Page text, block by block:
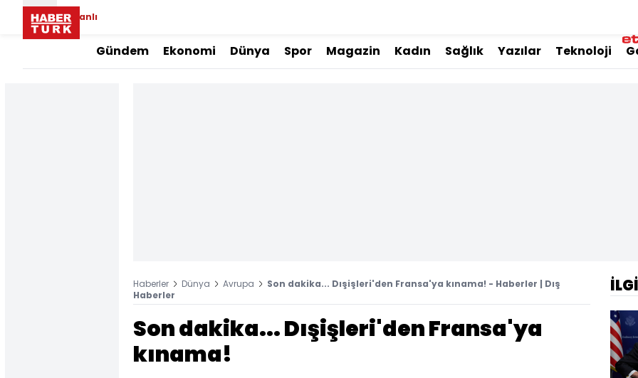
Canlı
Gündem Ekonomi Dünya Spor Magazin Kadın Sağlık Yazılar Teknoloji
Haberler Dünya Avrupa
Son dakika... Dışişleri'den Fransa'ya kınama! - Haberler | Dış
Haberler
Son dakika... Dışişleri'den Fransa'ya
kınama!